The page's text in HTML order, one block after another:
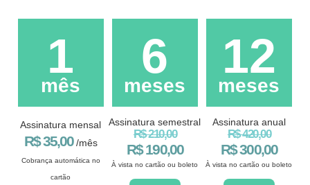
1
mês
Assinatura mensal
R$ 35,00/mês
Cobrança automática no
cartão
6
meses
Assinatura semestral
R$ 210,00
R$ 190,00
À vista no cartão ou boleto
12
meses
Assinatura anual
R$ 420,00
R$ 300,00
À vista no cartão ou boleto